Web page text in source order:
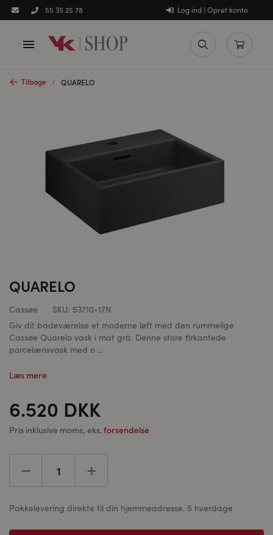
55 35 25 78 Log ind | Opret konto
Tilbage QUARELO
QUARELO
Cassøe SKU: 53710-17N
Giv dit badeværelse et moderne løft med den rummelige
Cassøe Quarelo vask i mat grå. Denne store firkantede
porcelænsvask med o ...
Læs mere
6.520 DKK
Pris inklusive moms, eks.forsendelse
Pakkelevering direkte til din hjemmeadresse. 5 hverdage